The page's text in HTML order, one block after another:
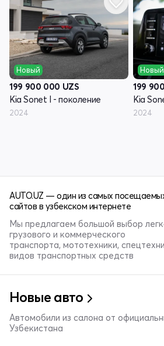
Новый
199 900 000 UZS
Kia Sonet I - поколение
2024
Новый
199
Kia
2024
AUTO.UZ — один из самых
сайтов в узбекском интернете
Мы предлагаем большой выбор
грузового и коммерческого
транспорта, мототехники,
видов транспортных средств
Новые авто
Автомобили из салона от
Узбекистана